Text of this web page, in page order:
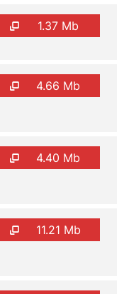
1.37 Mb
4.66 Mb
4.40 Mb
11.21 Mb